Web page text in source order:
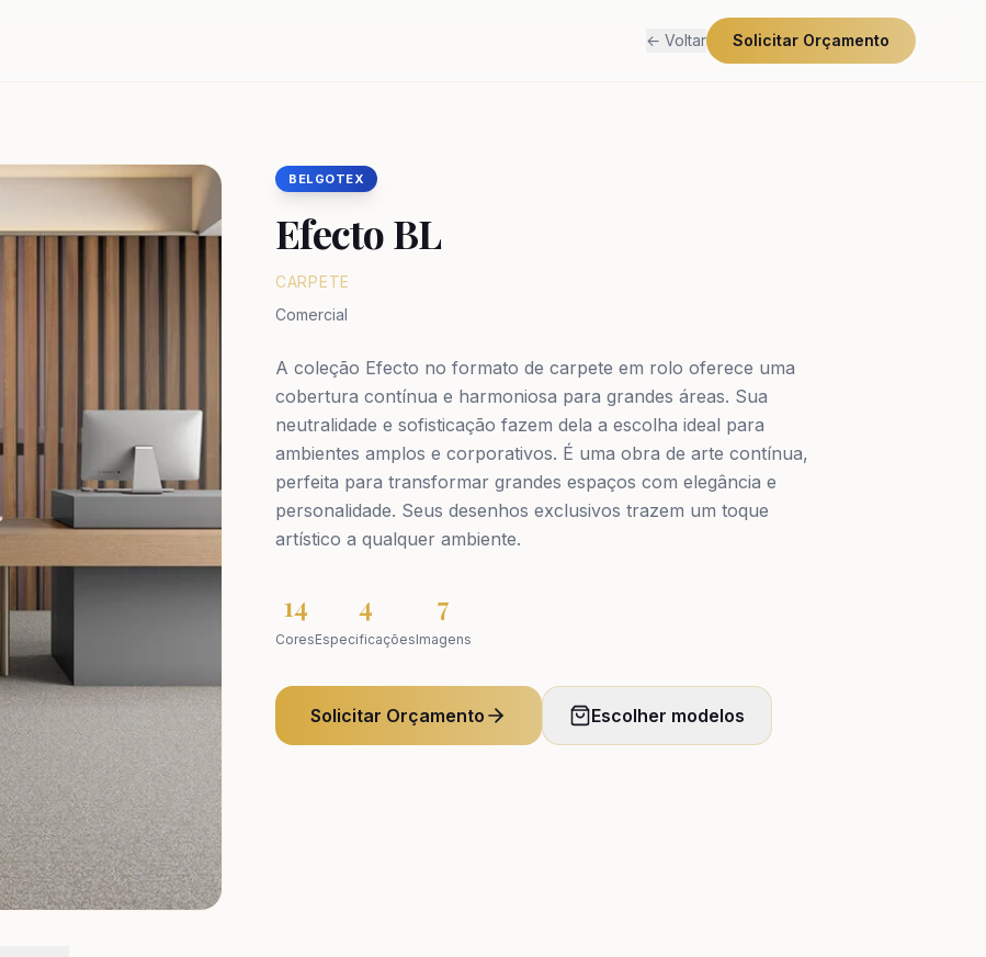
← Voltar Solicitar Orçamento
BELGOTEX
Efecto BL
CARPETE
Comercial
A coleção Efecto no formato de carpete em rolo oferece uma
cobertura contínua e harmoniosa para grandes áreas. Sua
neutralidade e sofisticação fazem dela a escolha ideal para
ambientes amplos e corporativos. É uma obra de arte contínua,
perfeita para transformar grandes espaços com elegância e
personalidade. Seus desenhos exclusivos trazem um toque
artístico a qualquer ambiente.
14
Cores
4
Especificações
7
Imagens
Solicitar Orçamento Escolher modelos